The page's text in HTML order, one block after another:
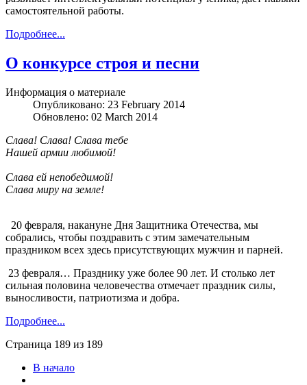
самостоятельной работы.
Подробнее...
О конкурсе строя и песни
Информация о материале
Опубликовано: 23 February 2014
Обновлено: 02 March 2014
Слава! Слава! Слава тебе
Нашей армии любимой!
Слава ей непобедимой!
Слава миру на земле!
20 февраля, накануне Дня Защитника Отечества, мы
собрались, чтобы поздравить с этим замечательным
праздником всех здесь присутствующих мужчин и парней.
23 февраля… Празднику уже более 90 лет. И столько лет
сильная половина человечества отмечает праздник силы,
выносливости, патриотизма и добра.
Подробнее...
Страница 189 из 189
В начало